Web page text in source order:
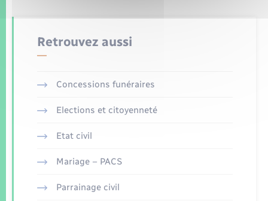
Retrouvez aussi
Concessions funéraires
Elections et citoyenneté
Etat civil
Mariage – PACS
Parrainage civil